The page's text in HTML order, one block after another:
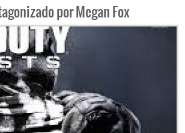
por Megan Fox